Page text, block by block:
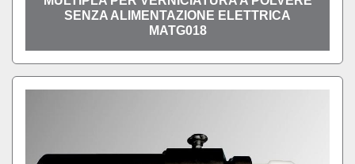
SENZA ALIMENTAZIONE ELETTRICA
MATG018